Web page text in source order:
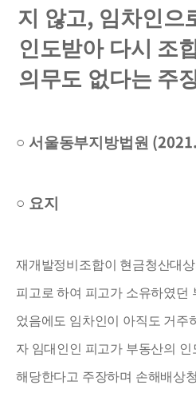
지 않고, 임차인으
인도받아 다시 조
의무도 없다는 주
○ 서울동부지방법원
○ 요지
재개발정비조합이 현금청산대
피고로 하여 피고가 소유하였던
었음에도 임차인이 아직도 거주
자 임대인인 피고가 부동산의 인
해당한다고 주장하며 손해배상